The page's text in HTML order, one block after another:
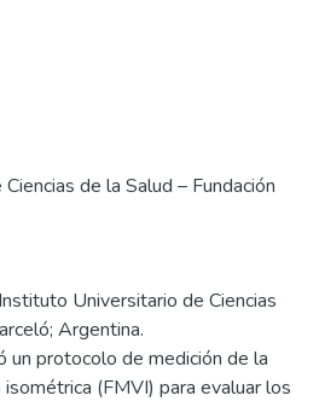
de la Salud – Fundación
Universitario de Ciencias
Argentina.
un protocolo de medición de la
(FMVI) para evaluar los